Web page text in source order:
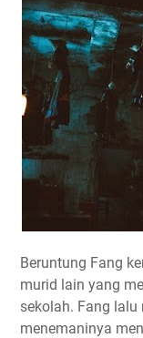
Beruntung Fang
murid lain yang
sekolah. Fang
menemaninya